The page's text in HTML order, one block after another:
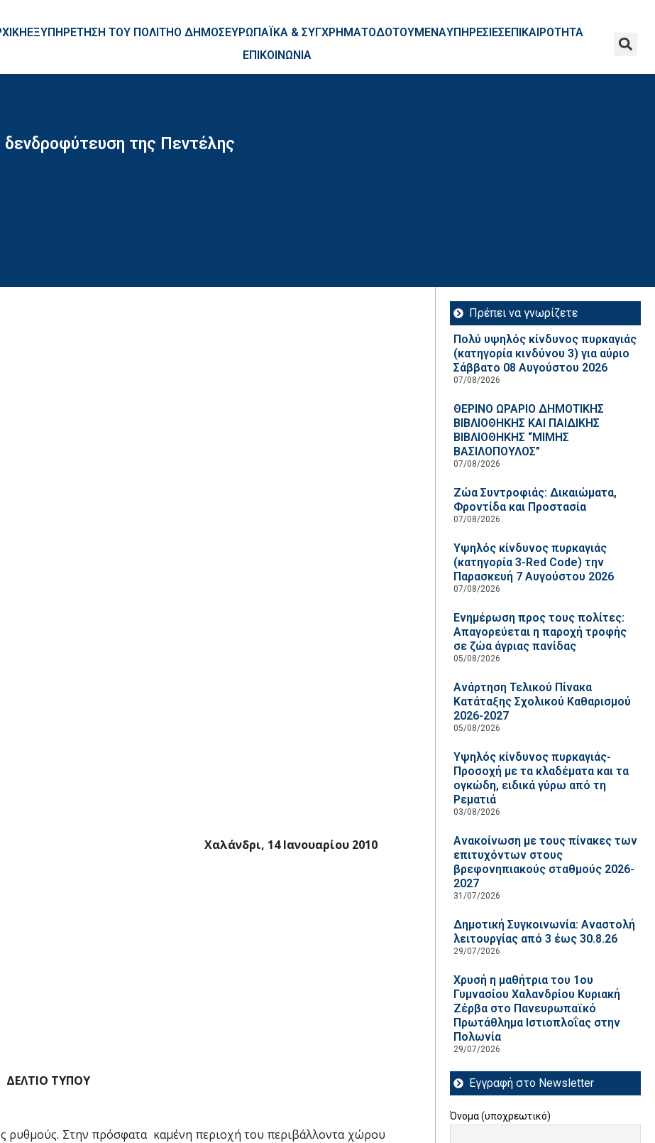
ΕΞΥΠΗΡΕΤΗΣΗ ΤΟΥ ΠΟΛΙΤΗΟ ΔΗΜΟΣΕΥΡΩΠΑΪΚΑ & ΣΥΓΧΡΗΜΑΤΟΔΟΤΟΥΜΕΝΑΥΠΗΡΕΣΙΕΣΕΠΙΚΑΙΡΟΤΗΤΑ
ΕΠΙΚΟΙΝΩΝΙΑ
της Πεντέλης
Χαλάνδρι, 14 Ιανουαρίου 2010
ΔΕΛΤΙΟ ΤΥΠΟΥ
ρυθμούς. Στην πρόσφατα καμένη περιοχή του περιβάλλοντα χώρου
Πρέπει να γνωρίζετε
Πολύ υψηλός κίνδυνος πυρκαγιάς
(κατηγορία κινδύνου 3) για αύριο
Σάββατο 08 Αυγούστου 2026
07/08/2026
ΘΕΡΙΝΟ ΩΡΑΡΙΟ ΔΗΜΟΤΙΚΗΣ
ΒΙΒΛΙΟΘΗΚΗΣ ΚΑΙ ΠΑΙΔΙΚΗΣ
ΒΙΒΛΙΟΘΗΚΗΣ “ΜΙΜΗΣ
ΒΑΣΙΛΟΠΟΥΛΟΣ”
07/08/2026
Ζώα Συντροφιάς: Δικαιώματα,
Φροντίδα και Προστασία
07/08/2026
Υψηλός κίνδυνος πυρκαγιάς
(κατηγορία 3-Red Code) την
Παρασκευή 7 Αυγούστου 2026
07/08/2026
Ενημέρωση προς τους πολίτες:
Απαγορεύεται η παροχή τροφής
σε ζώα άγριας πανίδας
05/08/2026
Ανάρτηση Τελικού Πίνακα
Κατάταξης Σχολικού Καθαρισμού
2026-2027
05/08/2026
Υψηλός κίνδυνος πυρκαγιάς-
Προσοχή με τα κλαδέματα και τα
ογκώδη, ειδικά γύρω από τη
Ρεματιά
03/08/2026
Ανακοίνωση με τους πίνακες των
επιτυχόντων στους
βρεφονηπιακούς σταθμούς 2026-
2027
31/07/2026
Δημοτική Συγκοινωνία: Αναστολή
λειτουργίας από 3 έως 30.8.26
29/07/2026
Χρυσή η μαθήτρια του 1ου
Γυμνασίου Χαλανδρίου Κυριακή
Ζέρβα στο Πανευρωπαϊκό
Πρωτάθλημα Ιστιοπλοΐας στην
Πολωνία
29/07/2026
Εγγραφή στο Newsletter
Όνομα (υποχρεωτικό)